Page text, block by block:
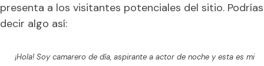
presenta a los visitantes potenciales del sitio. Podrías
decir algo así:
¡Hola! Soy camarero de día, aspirante a actor de noche y esta es mi